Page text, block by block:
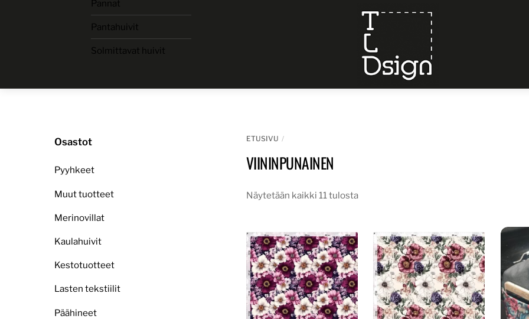
Pannat
Pantahuivit
Solmittavat huivit
ETUSIVU
VIININPUNAINEN
Näytetään kaikki 11 tulosta
Osastot
Pyyhkeet
Muut tuotteet
Merinovillat
Kaulahuivit
Kestotuotteet
Lasten tekstiilit
Päähineet